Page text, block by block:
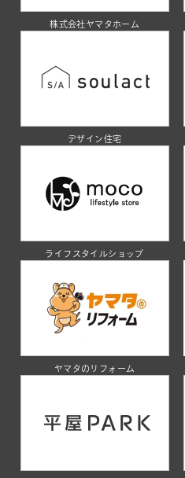
株式会社ヤマタホーム
デザイン住宅
ライフスタイルショップ
ヤマタのリフォーム